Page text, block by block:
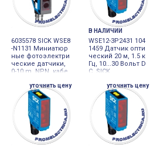
6035578 SICK WSE8
-N1131 Миниатюр
ные фотоэлектри
ческие датчики,
0-10 m, NPN, кабе
m, PVC
В НАЛИЧИИ
WSE12-3P2431 104
1459 Датчик опти
ческий 20 м, 1.5 к
Гц, 10...30 Вольт D
C, SICK
уточнить цену уточнить цену